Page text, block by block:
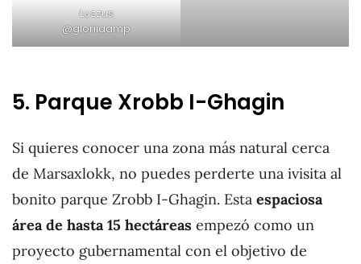
Luzzus
@gloriiaamp
5. Parque Xrobb I-Ghagin
Si quieres conocer una zona más natural cerca
de Marsaxlokk, no puedes perderte una ivisita al
bonito parque Zrobb I-Ghagin. Esta espaciosa
área de hasta 15 hectáreas empezó como un
proyecto gubernamental con el objetivo de